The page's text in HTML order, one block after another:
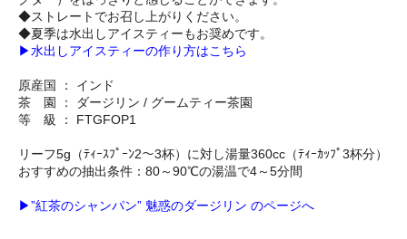
◆ストレートでお召し上がりください。
◆夏季は水出しアイスティーもお奨めです。
▶水出しアイスティーの作り方はこちら
原産国 ： インド
茶 園 ： ダージリン / グームティー茶園
等 級 ： FTGFOP1
リーフ5g（ﾃｨｰｽﾌﾟｰﾝ2～3杯）に対し湯量360cc（ﾃｨｰｶｯﾌﾟ3杯分）
おすすめの抽出条件：80～90℃の湯温で4～5分間
▶”紅茶のシャンパン” 魅惑のダージリン のページへ